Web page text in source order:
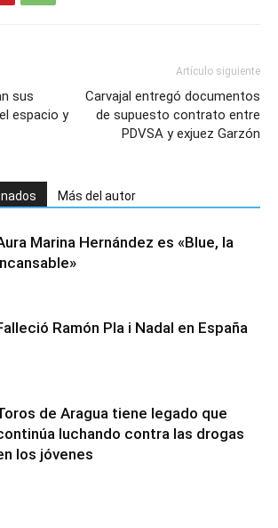
sus
espacio y
Artículo siguiente
Carvajal entregó documentos
de supuesto contrato entre
PDVSA y exjuez Garzón
Más del autor
Marina Hernández es «Blue, la
Ramón Pla i Nadal en España
de Aragua tiene legado que
luchando contra las drogas
los jóvenes